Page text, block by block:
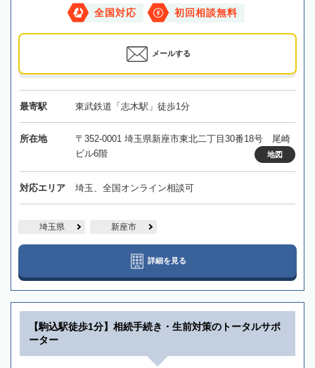
全国対応 初回相談無料
メールする
最寄駅 東武鉄道「志木駅」徒歩1分
所在地
〒352-0001 埼玉県新座市東北二丁目30番18号 尾崎
ビル6階
地図
対応エリア 埼玉、全国オンライン相談可
埼玉県 新座市
詳細を見る
【駒込駅徒歩1分】相続手続き・生前対策のトータルサポ
ーター